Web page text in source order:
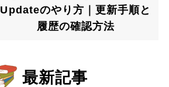
Updateのやり方｜更新手順と
履歴の確認方法
最新記事